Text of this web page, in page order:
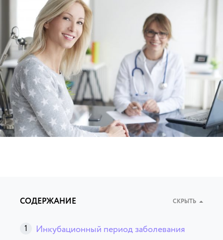
СОДЕРЖАНИЕ СКРЫТЬ
Инкубационный период заболевания